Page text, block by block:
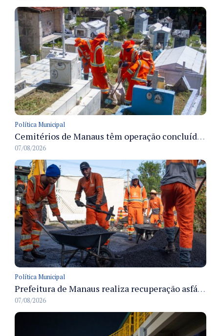
Política Municipal
Cemitérios de Manaus têm operação concluída e estrutura pronta para receber famílias no Dia dos Pais
07/08/2026
Política Municipal
Prefeitura de Manaus realiza recuperação asfáltica na rua Canário do Campo e amplia mobilidade na zona Norte
07/08/2026